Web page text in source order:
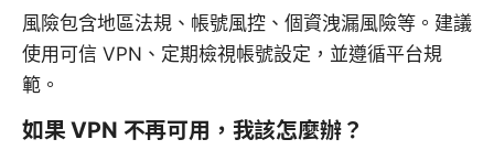
風險包含地區法規、帳號風控、個資洩漏風險等。建議
使用可信 VPN、定期檢視帳號設定，並遵循平台規
範。
如果 VPN 不再可用，我該怎麼辦？